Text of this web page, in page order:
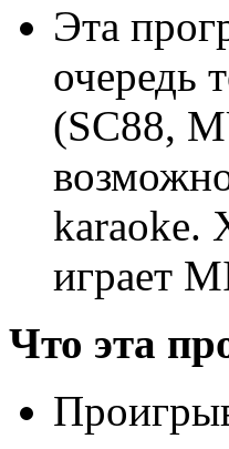
Эта
очередь
(SC88,
karaoke.
играет
Что эта